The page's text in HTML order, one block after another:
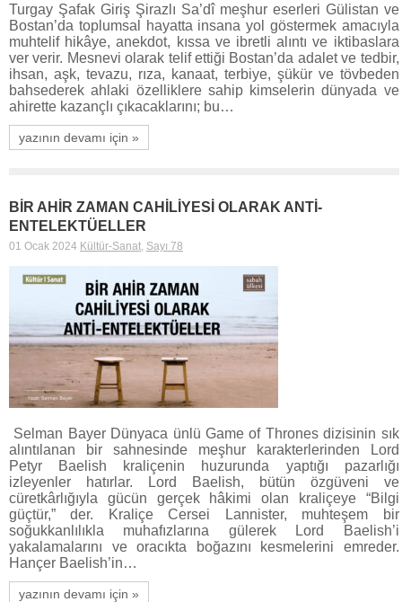
Turgay Şafak Giriş Şirazlı Sa’dî meşhur eserleri Gülistan ve
Bostan’da toplumsal hayatta insana yol göstermek amacıyla
muhtelif hikâye, anekdot, kıssa ve ibretli alıntı ve iktibaslara
ver verir. Mesnevi olarak telif ettiği Bostan’da adalet ve tedbir,
ihsan, aşk, tevazu, rıza, kanaat, terbiye, şükür ve tövbeden
bahsederek ahlaki özelliklere sahip kimselerin dünyada ve
ahirette kazançlı çıkacaklarını; bu…
yazının devamı için »
BİR AHİR ZAMAN CAHİLİYESİ OLARAK ANTİ-
ENTELEKTÜELLER
01 Ocak 2024 Kültür-Sanat, Sayı 78
Selman Bayer Dünyaca ünlü Game of Thrones dizisinin sık
alıntılanan bir sahnesinde meşhur karakterlerinden Lord
Petyr Baelish kraliçenin huzurunda yaptığı pazarlığı
izleyenler hatırlar. Lord Baelish, bütün özgüveni ve
cüretkârlığıyla gücün gerçek hâkimi olan kraliçeye “Bilgi
güçtür,” der. Kraliçe Cersei Lannister, muhteşem bir
soğukkanlılıkla muhafızlarına gülerek Lord Baelish’i
yakalamalarını ve oracıkta boğazını kesmelerini emreder.
Hançer Baelish’in…
yazının devamı için »